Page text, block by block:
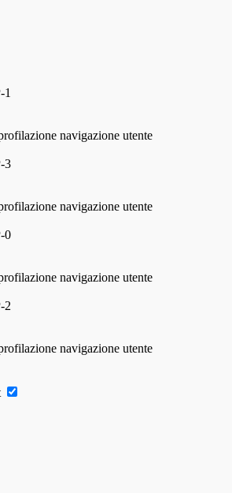
navigazione utente
3
navigazione utente
0
navigazione utente
2
navigazione utente